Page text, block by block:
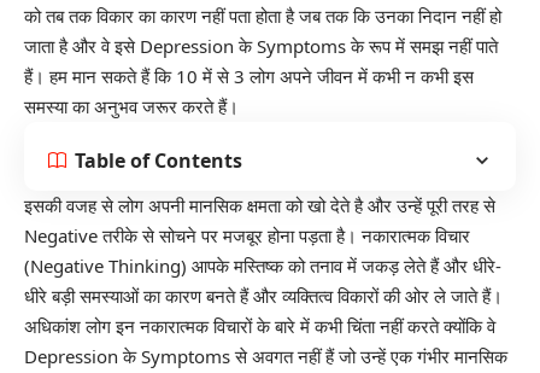
को तब तक विकार का कारण नहीं पता होता है जब तक कि उनका निदान नहीं हो
जाता है और वे इसे Depression के Symptoms के रूप में समझ नहीं पाते
हैं। हम मान सकते हैं कि 10 में से 3 लोग अपने जीवन में कभी न कभी इस
समस्या का अनुभव जरूर करते हैं।
Table of Contents
इसकी वजह से लोग अपनी मानसिक क्षमता को खो देते है और उन्हें पूरी तरह से
Negative तरीके से सोचने पर मजबूर होना पड़ता है। नकारात्मक विचार
(Negative Thinking) आपके मस्तिष्क को तनाव में जकड़ लेते हैं और धीरे-
धीरे बड़ी समस्याओं का कारण बनते हैं और व्यक्तित्व विकारों की ओर ले जाते हैं।
अधिकांश लोग इन नकारात्मक विचारों के बारे में कभी चिंता नहीं करते क्योंकि वे
Depression के Symptoms से अवगत नहीं हैं जो उन्हें एक गंभीर मानसिक